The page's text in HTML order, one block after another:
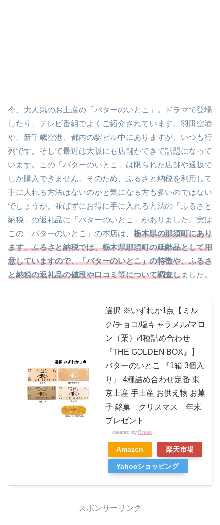
今、大人気のお土産の「バターのいとこ」。ドラマで登場
したり、テレビ番組でよくご紹介されています。羽田空港
や、新千歳空港、都内の駅ビル中にありますが、いつも行
列です。そして最近は大阪にも店舗ができて話題になって
います。この「バターのいとこ」は限られた店舗や通販で
しか購入できません。そのため、ふるさと納税を利用して
手に入れる方法はないのかと気になる方も多いのではない
でしょうか。並ばずにお得に手に入れる方法の「ふるさと
納税」の返礼品に「バターのいとこ」がありました。実は
この「バターのいとこ」の本店は、 栃木県の那須町にあり
ます。ふるさと納税では、栃木県那須町の延齢品として用
意していますので、「バターのいとこ」の特徴や、ふるさ
と納税の返礼品の値段や口コミ等について調査しました。
選択 ※いずれか1点【ミル
ク/チョコ/塩キャラメル/マロ
ン（栗）/4種詰め合わせ
『THE GOLDEN BOX』】
バターのいとこ 『1箱 3個入
り』 4種詰め合わせ定番 東
京土産 手土産 お供え物 お菓
子 銘菓 クリスマス 年末
プレゼント
created by Rinker
Amazon 楽天市場
Yahooショッピング
スポンサーリンク